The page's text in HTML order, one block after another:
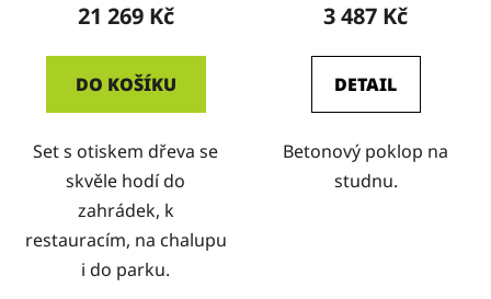
21 269 Kč
DO KOŠÍKU
Set s otiskem dřeva se
skvěle hodí do
zahrádek, k
restauracím, na chalupu
i do parku.
3 487 Kč
DETAIL
Betonový poklop na
studnu.